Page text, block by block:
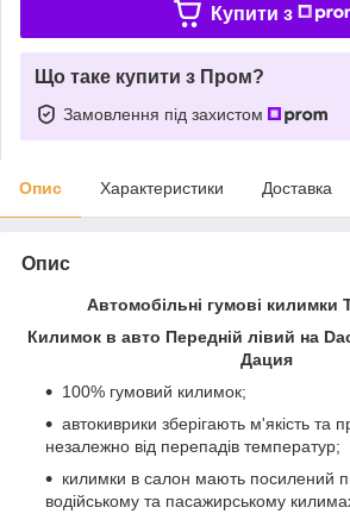
Купити з
Що таке купити з Пром?
Замовлення під захистом
Опис Характеристики Доставка
Опис
Автомобільні гумові
Килимок в авто Передній лівий на
Дация
100% гумовий килимок;
автокиврики зберігають м'якість та
незалежно від перепадів температур;
килимки в салон мають посилений
водійському та пасажирському